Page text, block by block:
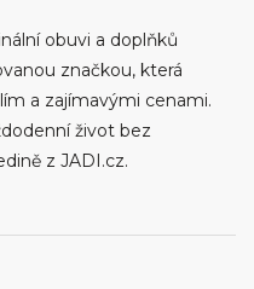
obuvi a doplňků
značkou, která
a zajímavými cenami.
život bez
z JADI.cz.